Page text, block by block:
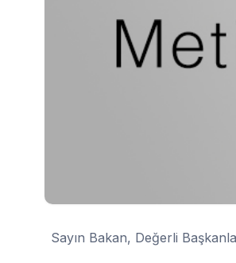
Sayın Bakan, Değerli